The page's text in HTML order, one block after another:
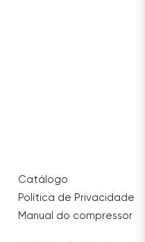
Catálogo
Política de Privacidade
Manual do compressor